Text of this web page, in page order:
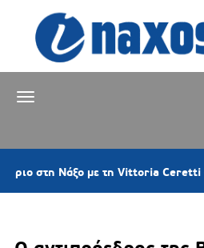
με τη Vittoria Ceretti – Τι